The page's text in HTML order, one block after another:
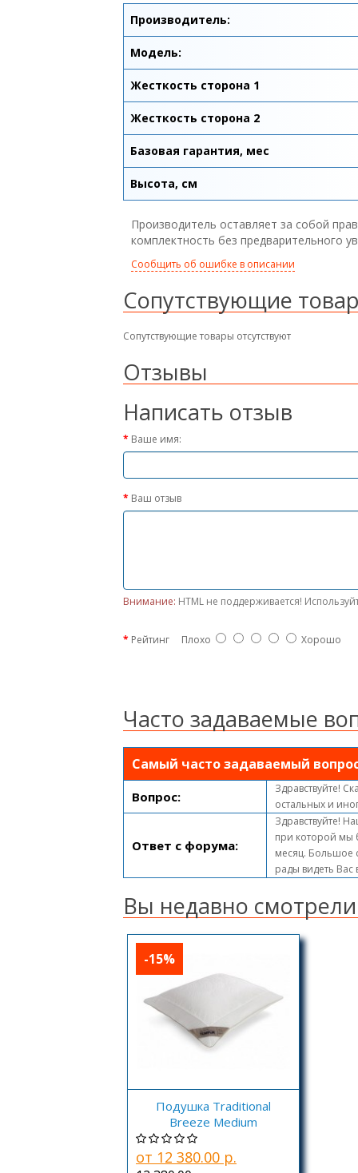
Производитель:
Модель:
Жесткость сторона 1
Жесткость сторона 2
Базовая гарантия, мес
Высота, см
Производитель оставляет за собой
комплектность без предварительного
Сообщить об ошибке в описании
Сопутствующие
Сопутствующие товары отсутствуют
Отзывы
Написать отзыв
Ваше имя:
Ваш отзыв
Внимание: HTML не поддерживается!
Рейтинг Плохо Хорошо
Часто задаваемые
Самый часто задаваемый
Вопрос:
Здравствуйте!
остальных и
Ответ с форума:
Здравствуйте!
при которой мы
месяц. Большое
рады видеть
Вы недавно смотрели
Подушка Traditional
Breeze Medium
-15%
от 12 380.00 р.